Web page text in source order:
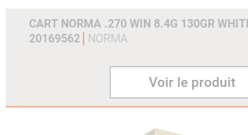
CART NORMA .270 WIN 8.4G 130GR
20169562
NORMA
Voir le produit